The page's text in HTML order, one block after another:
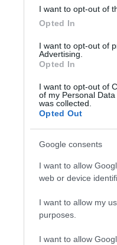
I want to opt-out of
Opted In
I want to opt-out of
Advertising.
Opted In
I want to opt-out of
of my Personal
was collected.
Opted Out
Google consents
I want to allow
web or device
I want to allow my
purposes.
I want to allow
nasce da
e la musica,
della Van Acker.